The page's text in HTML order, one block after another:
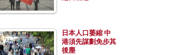
日本人口萎縮 中
港須先謀劃免步其
後塵